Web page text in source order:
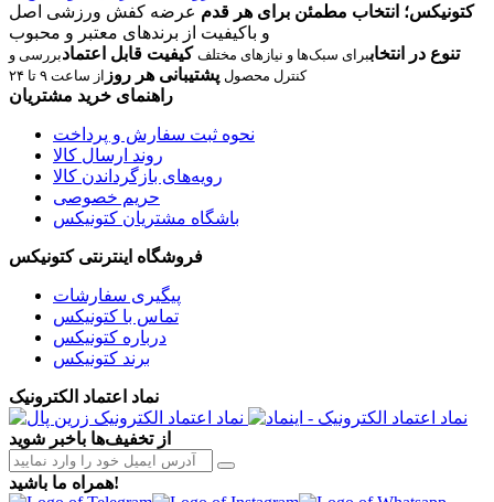
کتونیکس؛ انتخاب مطمئن برای هر قدم عرضه کفش ورزشی اصل
و باکیفیت از برندهای معتبر و محبوب
تنوع در انتخاببرای سبک‌ها و نیازهای مختلف کیفیت قابل اعتمادبررسی و
کنترل محصول پشتیبانی هر روز از ساعت ۹ تا ۲۴
راهنمای خرید مشتریان
نحوه ثبت سفارش و پرداخت
روند ارسال کالا
رویه‌های بازگرداندن کالا
حریم خصوصی
باشگاه مشتریان کتونیکس
فروشگاه اینترنتی کتونیکس
پیگیری سفارشات
تماس با کتونیکس
درباره کتونیکس
برند کتونیکس
نماد اعتماد الکترونیک
از تخفیف‌ها باخبر شوید
همراه ما باشید!